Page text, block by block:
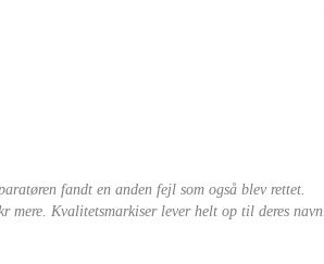
fandt en anden fejl som også blev rettet.
mere. Kvalitetsmarkiser lever helt op til deres navn.